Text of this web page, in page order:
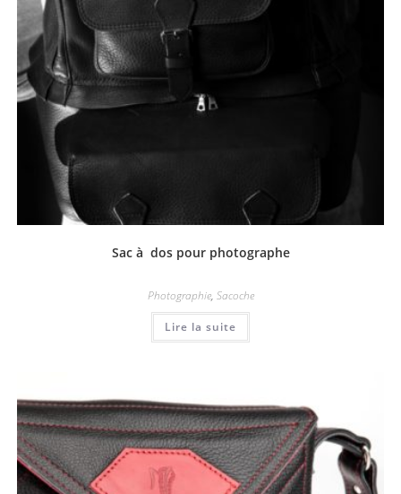
Sac à dos pour photographe
Photographie, Sacoche
Lire la suite